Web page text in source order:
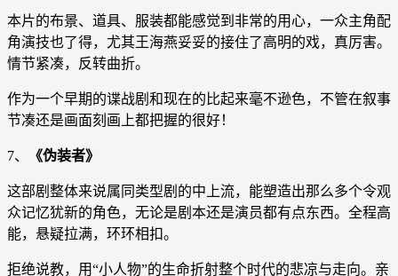
本片的布景、道具、服装都能感觉到非常的用心，一众主角配
角演技也了得，尤其王海燕妥妥的接住了高明的戏，真厉害。
情节紧凑，反转曲折。
作为一个早期的谍战剧和现在的比起来毫不逊色，不管在叙事
节凑还是画面刻画上都把握的很好！
7、 《伪装者》
这部剧整体来说属同类型剧的中上流，能塑造出那么多个令观
众记忆犹新的角色，无论是剧本还是演员都有点东西。全程高
能，悬疑拉满，环环相扣。
拒绝说教，用“小人物”的生命折射整个时代的悲凉与走向。亲